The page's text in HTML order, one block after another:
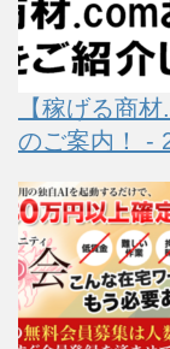
【稼げる商
のご案内！ -